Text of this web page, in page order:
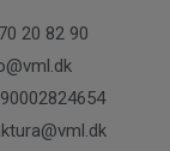
20 82 90